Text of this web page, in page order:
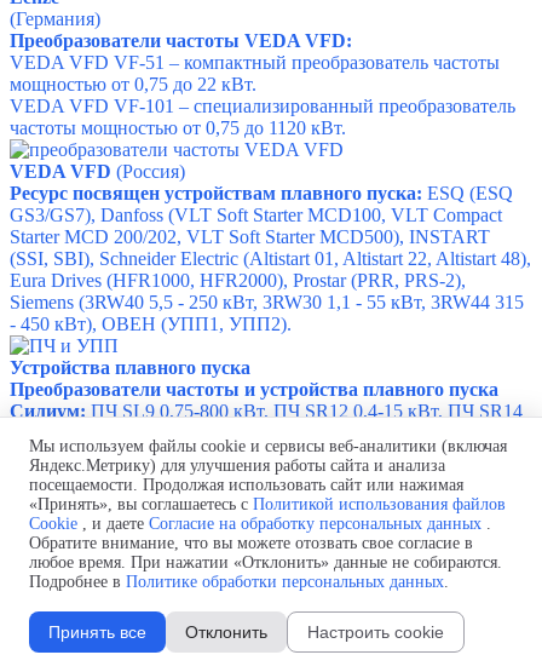
(Германия)
Преобразователи частоты VEDA VFD:
VEDA VFD VF-51 – компактный преобразователь частоты
мощностью от 0,75 до 22 кВт.
VEDA VFD VF-101 – специализированный преобразователь
частоты мощностью от 0,75 до 1120 кВт.
VEDA VFD (Россия)
Ресурс посвящен устройствам плавного пуска: ESQ (ESQ
GS3/GS7), Danfoss (VLT Soft Starter MCD100, VLT Compact
Starter MCD 200/202, VLT Soft Starter MCD500), INSTART
(SSI, SBI), Schneider Electric (Altistart 01, Altistart 22, Altistart 48),
Eura Drives (HFR1000, HFR2000), Prostar (PRR, PRS-2),
Siemens (3RW40 5,5 - 250 кВт, 3RW30 1,1 - 55 кВт, 3RW44 315
- 450 кВт), ОВЕН (УПП1, УПП2).
Устройства плавного пуска
Преобразователи частоты и устройства плавного пуска
Силиум: ПЧ SL9 0,75-800 кВт, ПЧ SR12 0,4-15 кВт, ПЧ SR14
SR18 2,2-7,5 кВт,УПП EM-GJ3 15-600 кВт,УПП SL-GJ3 11-
600 кВт,УПП SL-IB3 15-800 кВт.
Силиум
(Россия)
Преобразователи частоты и устройства плавного пуска
NEW INEX:Устройство плавного пуска SRM-B 0,75 .. 75
кВт; Устройство плавного пуска SRM-B-A 5,5 .. 55 кВт;
Устройство плавного пуска SRM-B-M 5,5 .. 320 кВт;
Преобразователи частоты DST 1,5 .. 75 кВт;Преобразователи
частоты DST-K1 0,75 .. 800 кВт.
Мы используем файлы cookie и сервисы веб-аналитики (включая
Яндекс.Метрику) для улучшения работы сайта и анализа
посещаемости. Продолжая использовать сайт или нажимая
«Принять», вы соглашаетесь с Политикой использования файлов
Cookie , и даете Согласие на обработку персональных данных .
Обратите внимание, что вы можете отозвать свое согласие в
любое время. При нажатии «Отклонить» данные не собираются.
Подробнее в Политике обработки персональных данных.
Принять все Отклонить Настроить cookie